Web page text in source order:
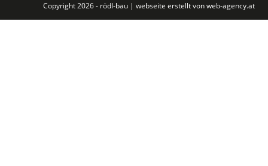
Copyright 2026 - rödl-bau | webseite erstellt von web-agency.at